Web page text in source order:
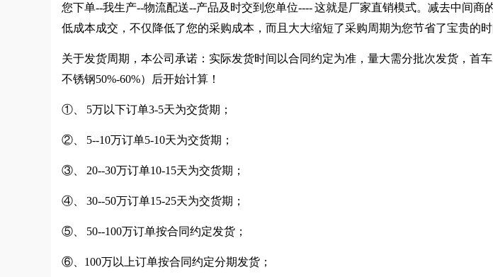
您下单--我生产--物流配送--产品及时交到您单位---- 这就是厂家直销模式。减去中间商
低成本成交，不仅降低了您的采购成本，而且大大缩短了采购周期为您节省了宝贵的时
关于发货周期，本公司承诺：实际发货时间以合同约定为准，量大需分批次发货，首车
不锈钢50%-60%）后开始计算！
①、 5万以下订单3-5天为交货期；
②、 5--10万订单5-10天为交货期；
③、 20--30万订单10-15天为交货期；
④、 30--50万订单15-25天为交货期；
⑤、 50--100万订单按合同约定发货；
⑥、100万以上订单按合同约定分期发货；